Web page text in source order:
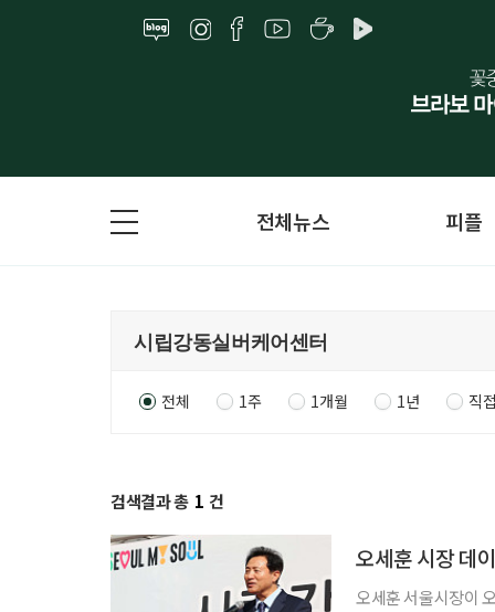
전체뉴스 피플
전체 1주 1개월 1년 직
검색결과 총 1 건
오세훈 시장 데
오세훈 서울시장이